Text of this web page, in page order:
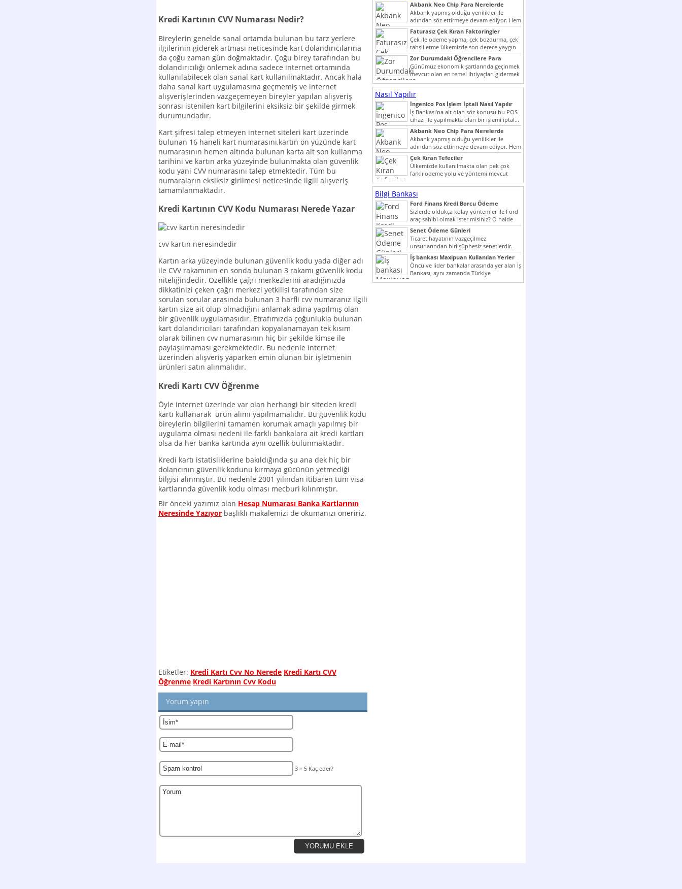
Kredi Kartının CVV Numarası Nedir?
Bireylerin genelde sanal ortamda bulunan bu tarz yerlere
ilgilerinin giderek artması neticesinde kart dolandırıcılarına
da çoğu zaman gün doğmaktadır. Çoğu birey tarafından bu
dolandırıcılığı önlemek adına sadece internet ortamında
kullanılabilecek olan sanal kart kullanılmaktadır. Ancak hala
daha sanal kart uygulamasına geçmemiş ve internet
alışverişlerinden vazgeçemeyen bireyler yapılan alışveriş
sonrası istenilen kart bilgilerini eksiksiz bir şekilde girmek
durumundadır.
Kart şifresi talep etmeyen internet siteleri kart üzerinde
bulunan 16 haneli kart numarasını,kartın ön yüzünde kart
numarasının hemen altında bulunan karta ait son kullanma
tarihini ve kartın arka yüzeyinde bulunmakta olan güvenlik
kodu yani CVV numarasını talep etmektedir. Tüm bu
numaraların eksiksiz girilmesi neticesinde ilgili alışveriş
tamamlanmaktadır.
Kredi Kartının CVV Kodu Numarası Nerede Yazar
cvv kartın neresindedir
Kartın arka yüzeyinde bulunan güvenlik kodu yada diğer adı
ile CVV rakamının en sonda bulunan 3 rakamı güvenlik kodu
niteliğindedir. Özellikle çağrı merkezlerini aradığınızda
dikkatinizi çeken çağrı merkezi yetkilisi tarafından size
sorulan sorular arasında bulunan 3 harfli cvv numaranız ilgili
kartın size ait olup olmadığını anlamak adına yapılmış olan
bir güvenlik uygulamasıdır. Etrafımızda çoğunlukla bulunan
kart dolandırıcıları tarafından kopyalanamayan tek kısım
olarak bilinen cvv numarasının hiç bir şekilde kimse ile
paylaşılmaması gerekmektedir. Bu nedenle internet
üzerinden alışveriş yaparken emin olunan bir işletmenin
ürünleri satın alınmalıdır.
Kredi Kartı CVV Öğrenme
Öyle internet üzerinde var olan herhangi bir siteden kredi
kartı kullanarak ürün alımı yapılmamalıdır. Bu güvenlik kodu
bireylerin bilgilerini tamamen korumak amaçlı yapılmış bir
uygulama olması nedeni ile farklı bankalara ait kredi kartları
olsa da her banka kartında aynı özellik bulunmaktadır.
Kredi kartı istatisliklerine bakıldığında şu ana dek hiç bir
dolancının güvenlik kodunu kırmaya gücünün yetmediği
bilgisi alınmıştır. Bu nedenle 2001 yılından itibaren tüm vısa
kartlarında güvenlik kodu olması mecburi kılınmıştır.
Bir önceki yazımız olan Hesap Numarası Banka Kartlarının
Neresinde Yazıyor başlıklı makalemizi de okumanızı öneririz.
Etiketler: Kredi Kartı Cvv No Nerede Kredi Kartı CVV
Öğrenme Kredi Kartının Cvv Kodu
Yorum yapın
3 + 5 Kaç eder?
Akbank Neo Chip Para Nerelerde
Kullanılır?
Akbank yapmış olduğu yenilikler ile
adından söz ettirmeye devam ediyor. Hem
müşteri potansiyelini arttırmak hem...
Faturasız Çek Kıran Faktoringler
Çek ile ödeme yapma, çek bozdurma, çek
tahsil etme ülkemizde son derece yaygın
bir şekilde...
Zor Durumdaki Öğrencilere Para
Yardımı
Günümüz ekonomik şartlarında geçinmek
mevcut olan en temel ihtiyaçları gidermek
dahi son derece zor olmak...
Nasıl Yapılır
İngenico Pos İşlem İptali Nasıl Yapılır
İş Bankası’na ait olan söz konusu bu POS
cihazı ile yapılmakta olan bir işlemi iptal...
Akbank Neo Chip Para Nerelerde
Kullanılır?
Akbank yapmış olduğu yenilikler ile
adından söz ettirmeye devam ediyor. Hem
müşteri potansiyelini arttırmak hem...
Çek Kıran Tefeciler
Ülkemizde kullanılmakta olan pek çok
farklı ödeme yolu ve yöntemi mevcut
olmak ile beraber bunlar...
Bilgi Bankası
Ford Finans Kredi Borcu Ödeme
Sizlerde oldukça kolay yöntemler ile Ford
araç sahibi olmak ister misiniz? O halde
yazımız ilginizi...
Senet Ödeme Günleri
Ticaret hayatının vazgeçilmez
unsurlarından biri şüphesiz senetlerdir.
Çünkü senetler en çok kullanılan ödeme
araçlarıdır. Taksitler...
İş bankası Maxipuan Kullanılan Yerler
Öncü ve lider bankalar arasında yer alan İş
Bankası, aynı zamanda Türkiye
Cumhuriyeti’nin ilk milli...